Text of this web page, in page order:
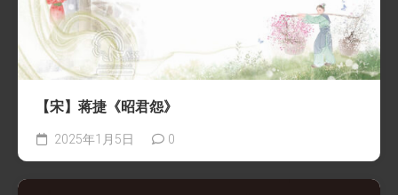
【宋】蒋捷《昭君怨》
2025年1月5日 0